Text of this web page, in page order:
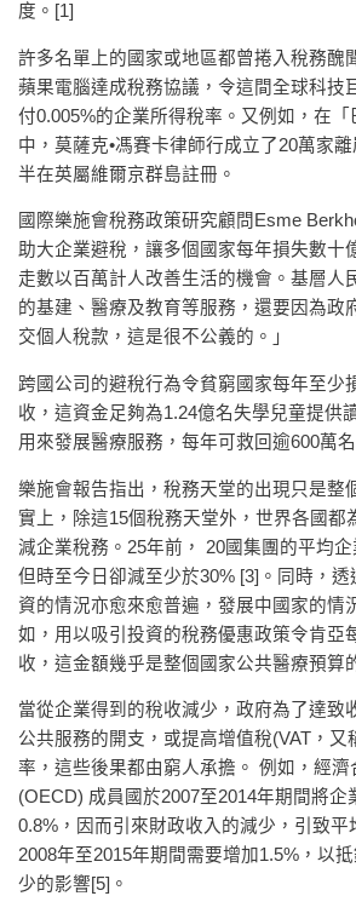
度。[1]
許多名單上的國家或地區都曾捲入稅務醜
蘋果電腦達成稅務協議，令這間全球科技
付0.005%的企業所得稅率。又例如，在「
中，莫薩克•馮賽卡律師行成立了20萬家
半在英屬維爾京群島註冊。
國際樂施會稅務政策研究顧問Esme
助大企業避稅，讓多個國家每年損失數十
走數以百萬計人改善生活的機會。基層人
的基建、醫療及教育等服務，還要因為政
交個人稅款，這是很不公義的。」
跨國公司的避稅行為令貧窮國家每年至少
收，這資金足夠為1.24億名失學兒童提供
用來發展醫療服務，每年可救回逾600萬
樂施會報告指出，稅務天堂的出現只是整
實上，除這15個稅務天堂外，世界各國都
減企業稅務。25年前， 20國集團的平均企
但時至今日卻減至少於30% [3]。同時，
資的情況亦愈來愈普遍，發展中國家的情
如，用以吸引投資的稅務優惠政策令肯亞
收，這金額幾乎是整個國家公共醫療預算
當從企業得到的稅收減少，政府為了達致
公共服務的開支，或提高增值稅(VAT，又
率，這些後果都由窮人承擔。 例如，經濟
(OECD) 成員國於2007至2014年期間將企
0.8%，因而引來財政收入的減少，引致平
2008年至2015年期間需要增加1.5%，以
少的影響[5]。